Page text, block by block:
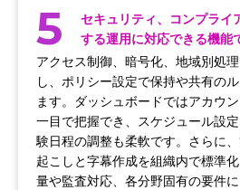
5
セキュリティ、コンプライ
する運用に対応できる機能
アクセス制御、暗号化、地域別処
し、ポリシー設定で保持や共有の
ます。ダッシュボードではアカウ
一目で把握でき、スケジュール設
験日程の調整も柔軟です。さらに
起こしと字幕作成を組織内で標準
量や監査対応、各分野固有の要件